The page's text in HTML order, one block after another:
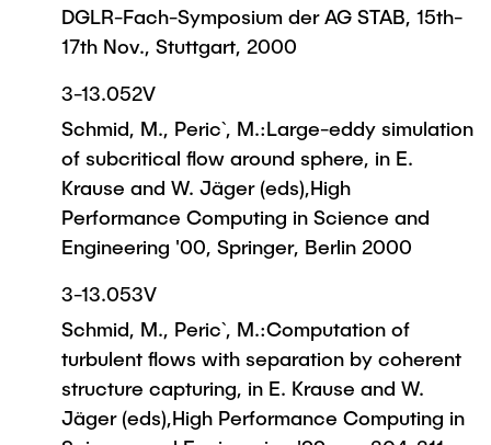
DGLR-Fach-Symposium der AG STAB, 15th-
17th Nov., Stuttgart, 2000
3-13.052V
Schmid, M., Peric`, M.:Large-eddy simulation
of subcritical flow around sphere, in E.
Krause and W. Jäger (eds),High
Performance Computing in Science and
Engineering '00, Springer, Berlin 2000
3-13.053V
Schmid, M., Peric`, M.:Computation of
turbulent flows with separation by coherent
structure capturing, in E. Krause and W.
Jäger (eds),High Performance Computing in